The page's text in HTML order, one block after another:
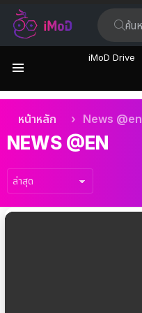
iMoD Drive
เรื่อง
ล่าสุด
คุณอยู่ที่นี่:
หน้าหลัก News @en
NEWS @EN
เรื่อง